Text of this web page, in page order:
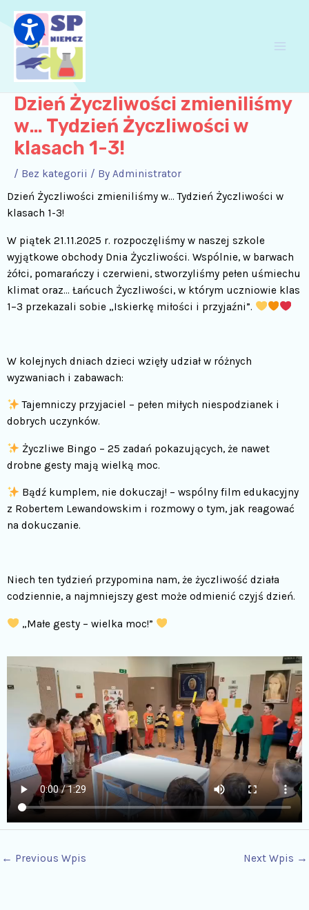
content
Dzień Życzliwości zmieniliśmy
w… Tydzień Życzliwości w
klasach 1-3!
/ Bez kategorii / By Administrator
Dzień Życzliwości zmieniliśmy w… Tydzień Życzliwości w
klasach 1-3!
W piątek 21.11.2025 r. rozpoczęliśmy w naszej szkole
wyjątkowe obchody Dnia Życzliwości. Wspólnie, w barwach
żółci, pomarańczy i czerwieni, stworzyliśmy pełen uśmiechu
klimat oraz… Łańcuch Życzliwości, w którym uczniowie klas
1–3 przekazali sobie „Iskierkę miłości i przyjaźni”.
W kolejnych dniach dzieci wzięły udział w różnych
wyzwaniach i zabawach:
Tajemniczy przyjaciel – pełen miłych niespodzianek i
dobrych uczynków.
Życzliwe Bingo – 25 zadań pokazujących, że nawet
drobne gesty mają wielką moc.
Bądź kumplem, nie dokuczaj! – wspólny film edukacyjny
z Robertem Lewandowskim i rozmowy o tym, jak reagować
na dokuczanie.
Niech ten tydzień przypomina nam, że życzliwość działa
codziennie, a najmniejszy gest może odmienić czyjś dzień.
„Małe gesty – wielka moc!”
navigation
← Previous Wpis Next Wpis →